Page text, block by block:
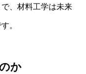
、材料工学は未来
。
か